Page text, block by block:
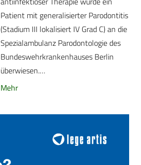
Patient mit generalisierter Parodontitis
(Stadium III lokalisiert IV Grad C) an die
Spezialambulanz Parodontologie des
Bundeswehrkrankenhauses Berlin
überwiesen.…
Mehr